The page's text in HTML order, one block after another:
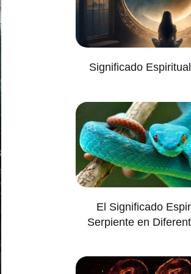
Significado
El Significado
Serpiente en